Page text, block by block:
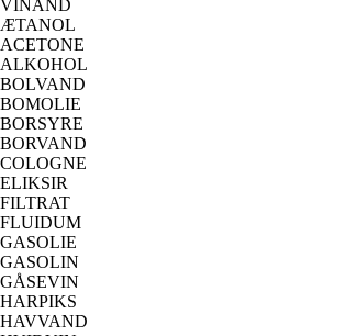
VINÅND
ÆTANOL
ACETONE
ALKOHOL
BOLVAND
BOMOLIE
BORSYRE
BORVAND
COLOGNE
ELIKSIR
FILTRAT
FLUIDUM
GASOLIE
GASOLIN
GÅSEVIN
HARPIKS
HAVVAND